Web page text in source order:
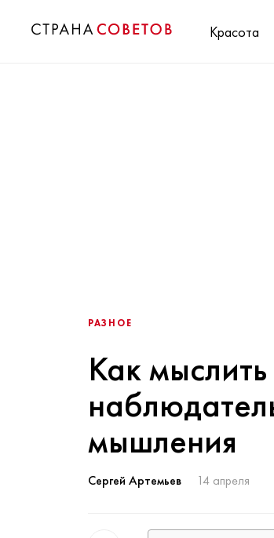
Красота
РАЗНОЕ
Как
мышления
Сергей Артемьев 14 апреля